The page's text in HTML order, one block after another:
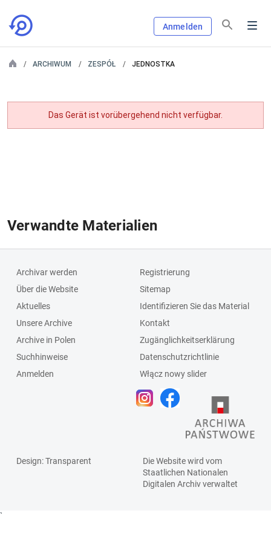
Anmelden
ARCHIWUM ZESPÓŁ JEDNOSTKA
Das Gerät ist vorübergehend nicht verfügbar.
Verwandte Materialien
Archivar werden
Über die Website
Aktuelles
Unsere Archive
Archive in Polen
Suchhinweise
Anmelden
Registrierung
Sitemap
Identifizieren Sie das Material
Kontakt
Zugänglichkeitserklärung
Datenschutzrichtlinie
Włącz nowy slider
Design: Transparent
Die Website wird vom
Staatlichen Nationalen
Digitalen Archivverwaltet
`